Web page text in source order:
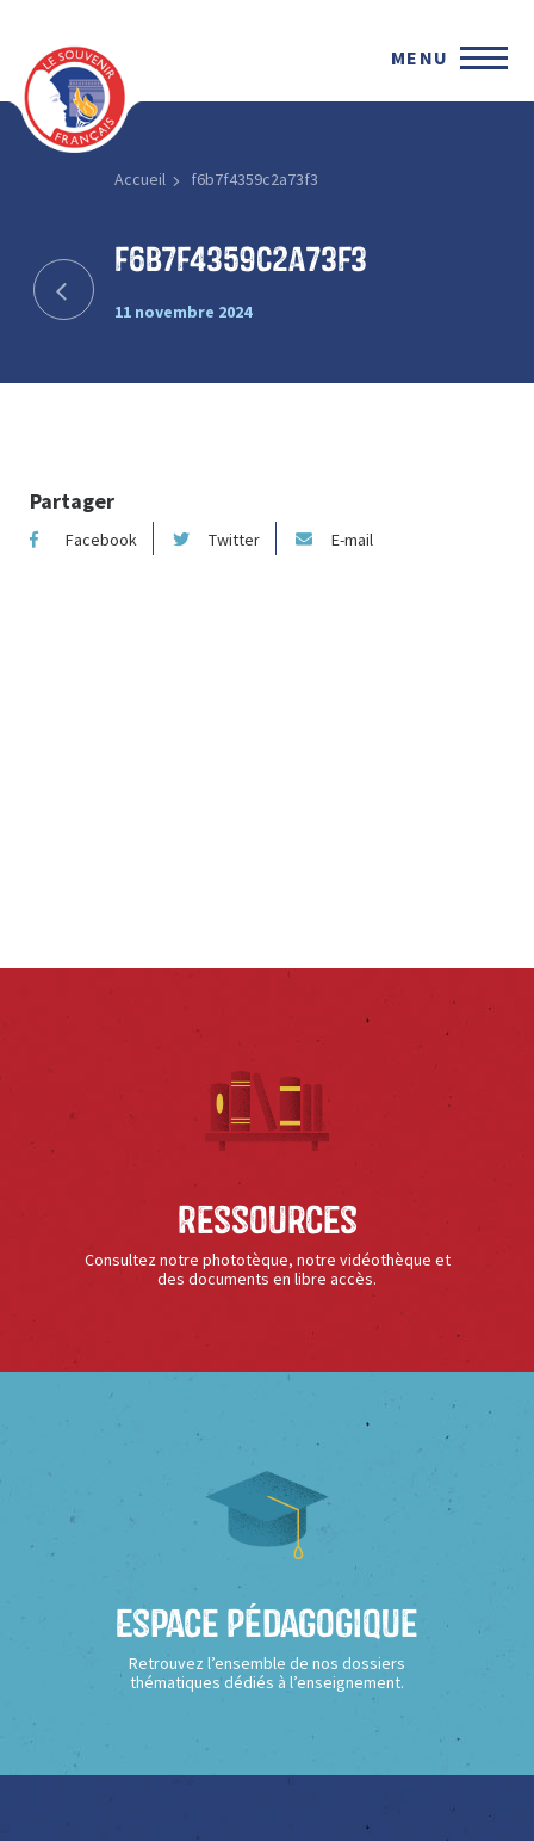
MENU
Accueil f6b7f4359c2a73f3
f6b7f4359c2a73f3
11 novembre 2024
Partager
Facebook Twitter E-mail
Ressources
Consultez notre phototèque, notre vidéothèque et
des documents en libre accès.
Espace Pédagogique
Retrouvez l’ensemble de nos dossiers
thématiques dédiés à l’enseignement.